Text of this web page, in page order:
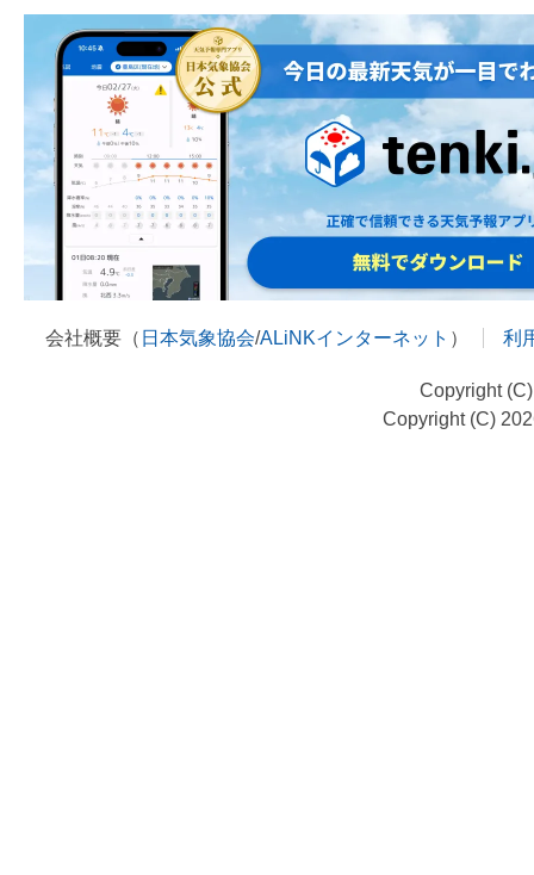
会社概要（ 日本気象協会/ALiNKインターネット ） 利
Copyright
Copyright (C)